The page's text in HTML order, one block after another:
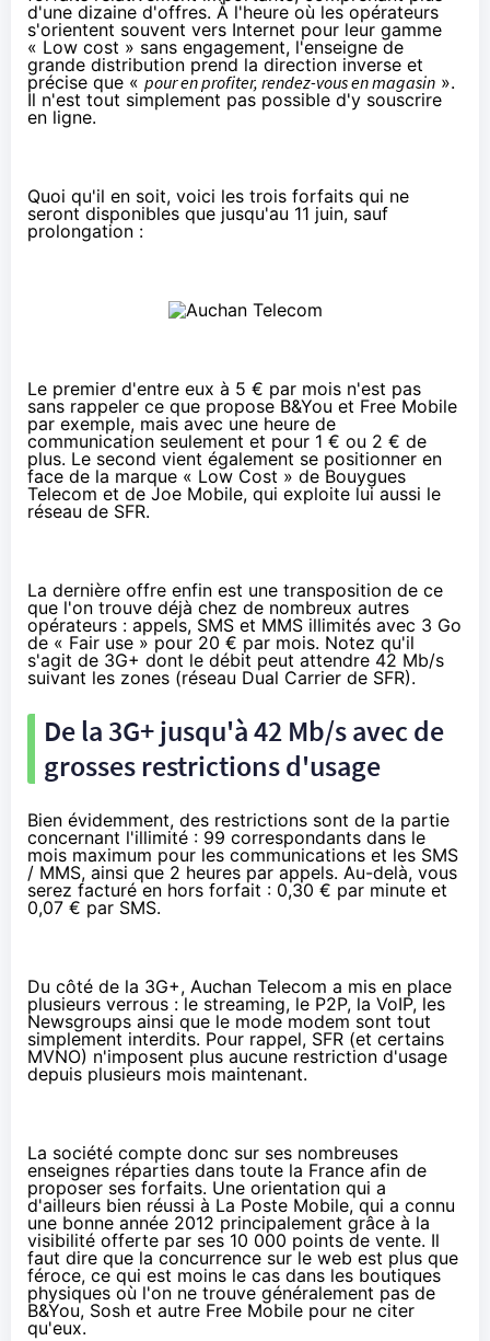
d'une dizaine d'offres. À l'heure où les opérateurs
s'orientent souvent vers Internet pour leur gamme
« Low cost » sans engagement, l'enseigne de
grande distribution prend la direction inverse et
précise que « pour en profiter, rendez-vous en magasin ».
Il n'est tout simplement pas possible d'y souscrire
en ligne.
Quoi qu'il en soit, voici les trois forfaits qui ne
seront disponibles que jusqu'au 11 juin, sauf
prolongation :
Le premier d'entre eux à 5 € par mois n'est pas
sans rappeler ce que propose B&You et Free Mobile
par exemple, mais avec une heure de
communication seulement et pour 1 € ou 2 € de
plus. Le second vient également se positionner en
face de la marque « Low Cost » de Bouygues
Telecom et de Joe Mobile, qui exploite lui aussi le
réseau de SFR.
La dernière offre enfin est une transposition de ce
que l'on trouve déjà chez de nombreux autres
opérateurs : appels, SMS et MMS illimités avec 3 Go
de « Fair use » pour 20 € par mois. Notez qu'il
s'agit de 3G+ dont le débit peut attendre 42 Mb/s
suivant les zones (réseau Dual Carrier de SFR).
De la 3G+ jusqu'à 42 Mb/s avec de
grosses restrictions d'usage
Bien évidemment, des restrictions sont de la partie
concernant l'illimité : 99 correspondants dans le
mois maximum pour les communications et les SMS
/ MMS, ainsi que 2 heures par appels. Au-delà, vous
serez facturé en hors forfait : 0,30 € par minute et
0,07 € par SMS.
Du côté de la 3G+, Auchan Telecom a mis en place
plusieurs verrous : le streaming, le P2P, la VoIP, les
Newsgroups ainsi que le mode modem sont tout
simplement interdits. Pour rappel, SFR (et certains
MVNO) n'imposent plus aucune restriction d'usage
depuis plusieurs mois maintenant.
La société compte donc sur ses nombreuses
enseignes réparties dans toute la France afin de
proposer ses forfaits. Une orientation qui a
d'ailleurs bien réussi à La Poste Mobile, qui a connu
une bonne année 2012 principalement grâce à la
visibilité offerte par ses 10 000 points de vente. Il
faut dire que la concurrence sur le web est plus que
féroce, ce qui est moins le cas dans les boutiques
physiques où l'on ne trouve généralement pas de
B&You, Sosh et autre Free Mobile pour ne citer
qu'eux.